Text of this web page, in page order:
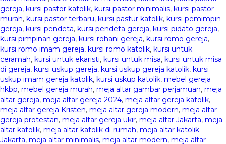
gereja, kursi pastor katolik, kursi pastor minimalis, kursi pastor
murah, kursi pastor terbaru, kursi pastur katolik, kursi pemimpin
gereja, kursi pendeta, kursi pendeta gereja, kursi pidato gereja,
kursi pimpinan gereja, kursi rohani gereja, kursi romo gereja,
kursi romo imam gereja, kursi romo katolik, kursi untuk
ceramah, kursi untuk ekaristi, kursi untuk misa, kursi untuk misa
di gereja, kursi uskup gereja, kursi uskup gereja katolik, kursi
uskup imam gereja katolik, kursi uskup katolik, mebel gereja
hkbp, mebel gereja murah, meja altar gambar perjamuan, meja
altar gereja, meja altar gereja 2024, meja altar gereja katolik,
meja altar gereja Kristen, meja altar gereja modern, meja altar
gereja protestan, meja altar gereja ukir, meja altar Jakarta, meja
altar katolik, meja altar katolik di rumah, meja altar katolik
Jakarta, meja altar minimalis, meja altar modern, meja altar